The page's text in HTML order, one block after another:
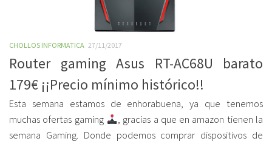
CHOLLOS INFORMATICA 27/11/2017
Router gaming Asus RT-AC68U barato
179€ ¡¡Precio mínimo histórico!!
Esta semana estamos de enhorabuena, ya que tenemos
muchas ofertas gaming
, gracias a que en amazon tienen la
semana Gaming. Donde podemos comprar dispositivos de